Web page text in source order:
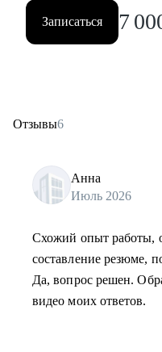
Записаться 7
Отзывы6
Анна
Июль 2026
Схожий опыт работы,
составление резюме,
Да, вопрос решен.
видео моих ответов.